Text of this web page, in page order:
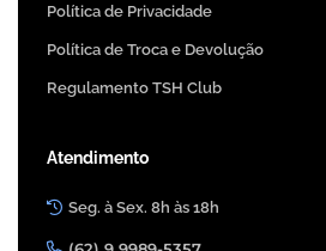
Política de Privacidade
Política de Troca e Devolução
Regulamento TSH Club
Atendimento
Seg. à Sex. 8h às 18h